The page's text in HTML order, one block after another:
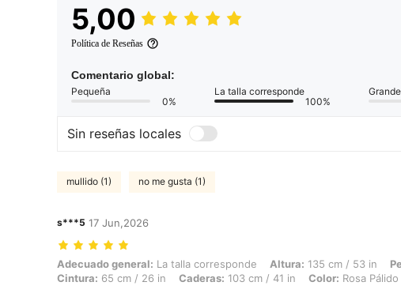
5,00
Política de Reseñas
Comentario global:
Pequeña
0%
La talla corresponde
100%
Grande
Sin reseñas locales
mullido (1) no me gusta (1)
s***5 17 Jun,2026
Adecuado general: La talla corresponde, Altura: 135 cm / 53 in, Peso: 35 kg /
Adecuado general: La talla corresponde Altura: 135 cm / 53 in
Cintura: 65 cm / 26 in Caderas: 103 cm / 41 in Color: Rosa Pálido